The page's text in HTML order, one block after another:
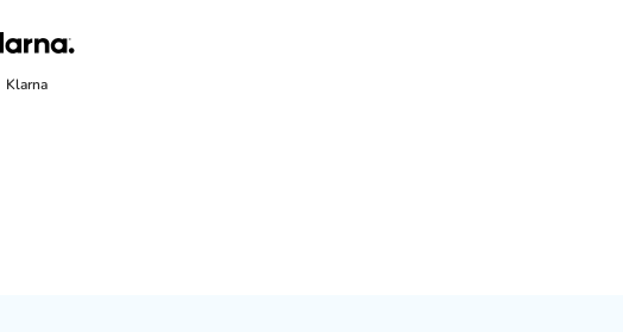
Klarna